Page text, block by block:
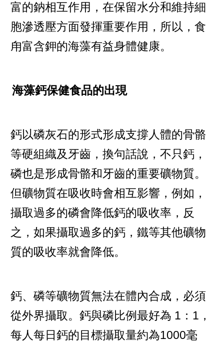
富的鈉相互作用，在保留水分和維持細
胞滲透壓方面發揮重要作用，所以，食
甪富含鉀的海藻有益身體健康。
海藻鈣保健食品的出現
鈣以磷灰石的形式形成支撐人體的骨骼
等硬組織及牙齒，換句話說，不只鈣，
磷也是形成骨骼和牙齒的重要礦物質。
但礦物質在吸收時會相互影響，例如，
攝取過多的磷會降低鈣的吸收率，反
之，如果攝取過多的鈣，鐵等其他礦物
質的吸收率就會降低。
鈣、磷等礦物質無法在體內合成，必須
從外界攝取。鈣與磷比例最好為 1：1，
每人每日鈣的目標攝取量約為1000毫